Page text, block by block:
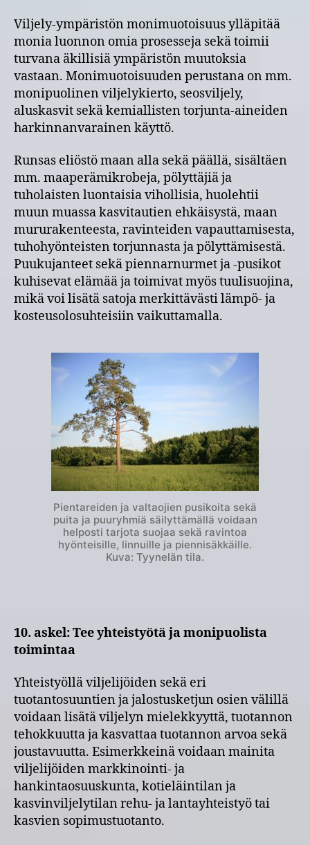
Viljely-ympäristön monimuotoisuus ylläpitää
monia luonnon omia prosesseja sekä toimii
turvana äkillisiä ympäristön muutoksia
vastaan. Monimuotoisuuden perustana on mm.
monipuolinen viljelykierto, seosviljely,
aluskasvit sekä kemiallisten torjunta-aineiden
harkinnanvarainen käyttö.
Runsas eliöstö maan alla sekä päällä, sisältäen
mm. maaperämikrobeja, pölyttäjiä ja
tuholaisten luontaisia vihollisia, huolehtii
muun muassa kasvitautien ehkäisystä, maan
mururakenteesta, ravinteiden vapauttamisesta,
tuhohyönteisten torjunnasta ja pölyttämisestä.
Puukujanteet sekä piennarnurmet ja -pusikot
kuhisevat elämää ja toimivat myös tuulisuojina,
mikä voi lisätä satoja merkittävästi lämpö- ja
kosteusolosuhteisiin vaikuttamalla.
Pientareiden ja valtaojien pusikoita sekä
puita ja puuryhmiä säilyttämällä voidaan
helposti tarjota suojaa sekä ravintoa
hyönteisille, linnuille ja piennisäkkäille.
Kuva: Tyynelän tila.
10. askel: Tee yhteistyötä ja monipuolista
toimintaa
Yhteistyöllä viljelijöiden sekä eri
tuotantosuuntien ja jalostusketjun osien välillä
voidaan lisätä viljelyn mielekkyyttä, tuotannon
tehokkuutta ja kasvattaa tuotannon arvoa sekä
joustavuutta. Esimerkkeinä voidaan mainita
viljelijöiden markkinointi- ja
hankintaosuuskunta, kotieläintilan ja
kasvinviljelytilan rehu- ja lantayhteistyö tai
kasvien sopimustuotanto.